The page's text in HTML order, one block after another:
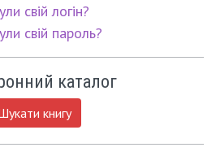
свій логін?
свій пароль?
каталог
книгу